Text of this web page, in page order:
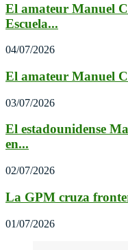
El amateur Manuel
Escuela...
04/07/2026
El amateur Manuel
03/07/2026
El estadounidense
en...
02/07/2026
La GPM cruza
01/07/2026